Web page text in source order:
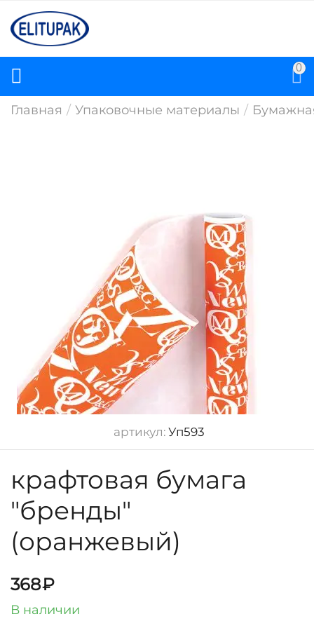
0
Главная / Упаковочные материалы /
артикул: Уп593
крафтовая бумага
"бренды"
(оранжевый)
368₽
В наличии